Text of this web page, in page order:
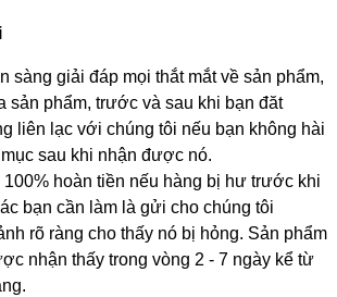
sàng giải đáp mọi thắt mắt về sản phẩm,
sản phẩm, trước và sau khi bạn đăt
liên lạc với chúng tôi nếu bạn không hài
sau khi nhận được nó.
100% hoàn tiền nếu hàng bị hư trước khi
bạn cần làm là gửi cho chúng tôi
rõ ràng cho thấy nó bị hỏng. Sản phẩm
nhận thấy trong vòng 2 - 7 ngày kể từ